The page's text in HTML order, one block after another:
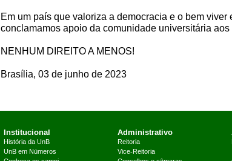
Em um país que valoriza a democracia e o bem
conclamamos apoio da comunidade universitária aos
NENHUM DIREITO A MENOS!
Brasília, 03 de junho de 2023
Institucional
História da UnB
UnB em Números
Administrativo
Reitoria
Vice-Reitoria